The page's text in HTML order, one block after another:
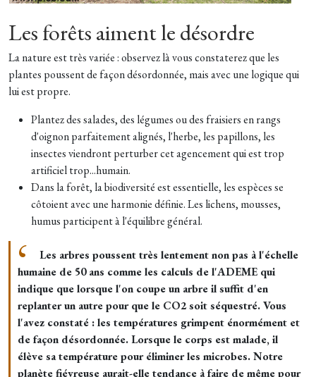
Les forêts aiment le désordre
La nature est très variée : observez là vous constaterez que les
plantes poussent de façon désordonnée, mais avec une logique qui
lui est propre.
Plantez des salades, des légumes ou des fraisiers en rangs
d'oignon parfaitement alignés, l'herbe, les papillons, les
insectes viendront perturber cet agencement qui est trop
artificiel trop...humain.
Dans la forêt, la biodiversité est essentielle, les espèces se
côtoient avec une harmonie définie. Les lichens, mousses,
humus participent à l'équilibre général.
Les arbres poussent très lentement non pas à l'échelle
humaine de 50 ans comme les calculs de l'ADEME qui
indique que lorsque l'on coupe un arbre il suffit d'en
replanter un autre pour que le CO2 soit séquestré. Vous
l'avez constaté : les températures grimpent énormément et
de façon désordonnée. Lorsque le corps est malade, il
élève sa température pour éliminer les microbes. Notre
planète fiévreuse aurait-elle tendance à faire de même pour